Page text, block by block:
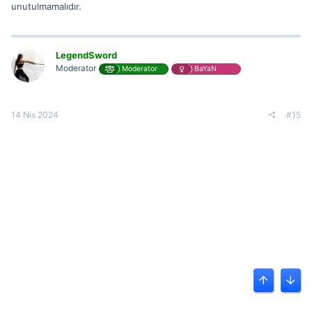
unutulmamalıdır.
LegendSword
Moderator Moderator BaYaN
14 Nis 2024 #15
Üst Alt